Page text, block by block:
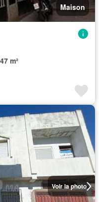
Maison
47 m²
Voir la photo